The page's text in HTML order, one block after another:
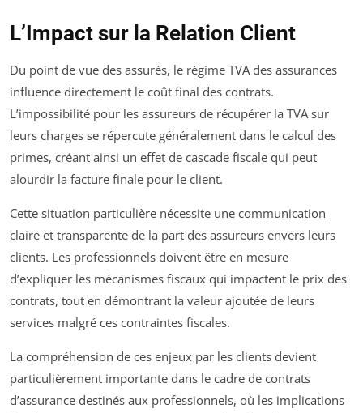
L’Impact sur la Relation Client
Du point de vue des assurés, le régime TVA des assurances
influence directement le coût final des contrats.
L’impossibilité pour les assureurs de récupérer la TVA sur
leurs charges se répercute généralement dans le calcul des
primes, créant ainsi un effet de cascade fiscale qui peut
alourdir la facture finale pour le client.
Cette situation particulière nécessite une communication
claire et transparente de la part des assureurs envers leurs
clients. Les professionnels doivent être en mesure
d’expliquer les mécanismes fiscaux qui impactent le prix des
contrats, tout en démontrant la valeur ajoutée de leurs
services malgré ces contraintes fiscales.
La compréhension de ces enjeux par les clients devient
particulièrement importante dans le cadre de contrats
d’assurance destinés aux professionnels, où les implications